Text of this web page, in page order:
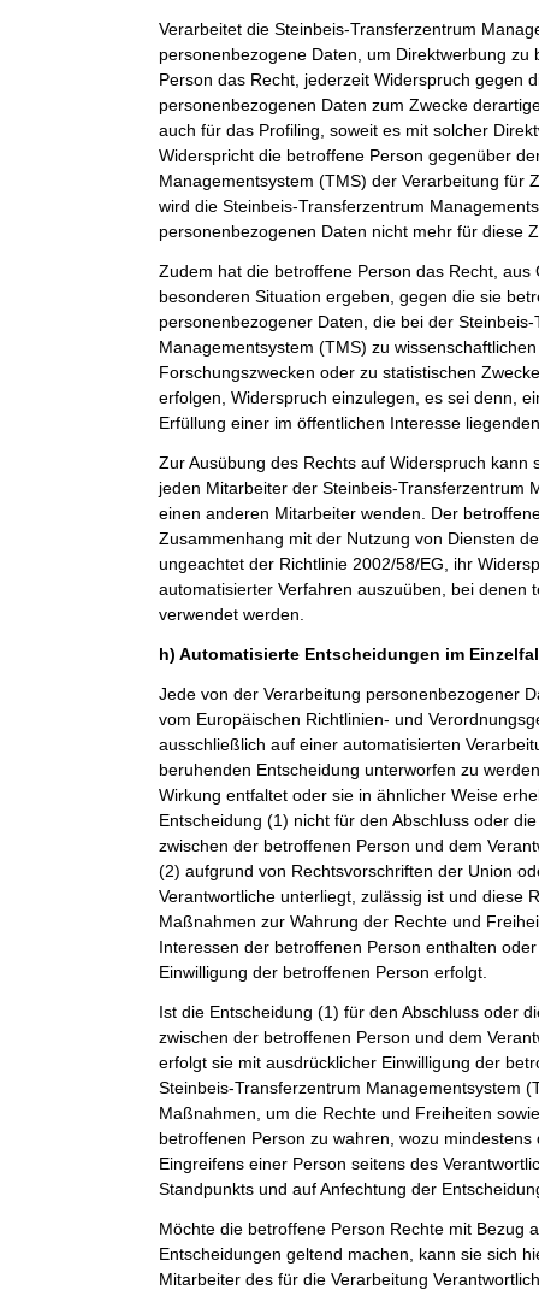
Verarbeitet die Steinbeis-Transferzentrum
personenbezogene Daten, um Direktwerbung
Person das Recht, jederzeit Widerspruch gegen
personenbezogenen Daten zum Zwecke
auch für das Profiling, soweit es mit solcher
Widerspricht die betroffene Person gegenüber
Managementsystem (TMS) der Verarbeitung für
wird die Steinbeis-Transferzentrum
personenbezogenen Daten nicht mehr für diese
Zudem hat die betroffene Person das Recht, aus
besonderen Situation ergeben, gegen die sie
personenbezogener Daten, die bei der
Managementsystem (TMS) zu
Forschungszwecken oder zu statistischen
erfolgen, Widerspruch einzulegen, es sei denn,
Erfüllung einer im öffentlichen Interesse
Zur Ausübung des Rechts auf Widerspruch kann
jeden Mitarbeiter der Steinbeis-Transferzentrum
einen anderen Mitarbeiter wenden. Der
Zusammenhang mit der Nutzung von Diensten
ungeachtet der Richtlinie 2002/58/EG, ihr
automatisierter Verfahren auszuüben, bei denen
verwendet werden.
h) Automatisierte Entscheidungen im
Jede von der Verarbeitung personenbezogener
vom Europäischen Richtlinien- und
ausschließlich auf einer automatisierten
beruhenden Entscheidung unterworfen zu
Wirkung entfaltet oder sie in ähnlicher Weise
Entscheidung (1) nicht für den Abschluss oder
zwischen der betroffenen Person und dem
(2) aufgrund von Rechtsvorschriften der Union
Verantwortliche unterliegt, zulässig ist und diese
Maßnahmen zur Wahrung der Rechte und
Interessen der betroffenen Person enthalten
Einwilligung der betroffenen Person erfolgt.
Ist die Entscheidung (1) für den Abschluss oder
zwischen der betroffenen Person und dem
erfolgt sie mit ausdrücklicher Einwilligung der
Steinbeis-Transferzentrum Managementsystem
Maßnahmen, um die Rechte und Freiheiten
betroffenen Person zu wahren, wozu
Eingreifens einer Person seitens des
Standpunkts und auf Anfechtung der
Möchte die betroffene Person Rechte mit Bezug
Entscheidungen geltend machen, kann sie sich
Mitarbeiter des für die Verarbeitung